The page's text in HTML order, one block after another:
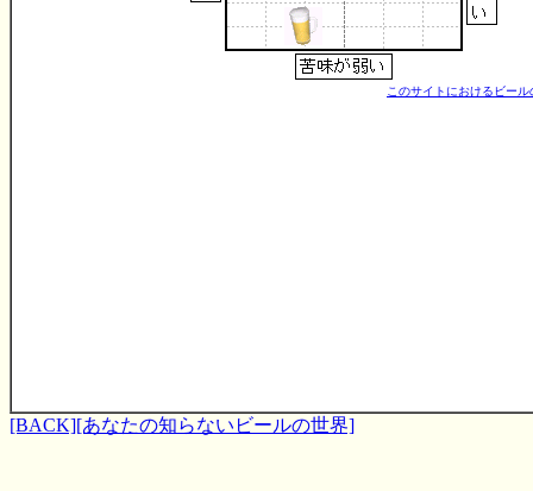
このサイトにおけるビー
[BACK][あなたの知らないビールの世界]